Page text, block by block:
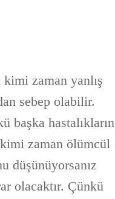
kimi zaman yanlış
sebep olabilir.
başka hastalıkların
kimi zaman ölümcül
düşünüyorsanız
olacaktır. Çünkü